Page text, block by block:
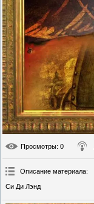
Просмотры: 0
Описание материала:
Си Ди Лэнд